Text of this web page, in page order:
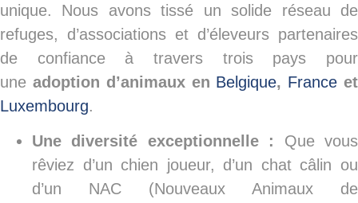
unique. Nous avons tissé un solide réseau de
refuges, d’associations et d’éleveurs partenaires
de confiance à travers trois pays pour
une adoption d’animaux en Belgique, France et
Luxembourg.
Une diversité exceptionnelle :
Que vous
rêviez d’un chien joueur, d’un chat câlin ou
d’un NAC (Nouveaux Animaux de